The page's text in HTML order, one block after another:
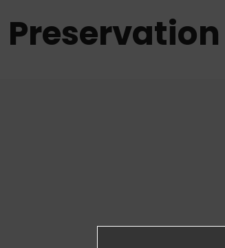
Preservation